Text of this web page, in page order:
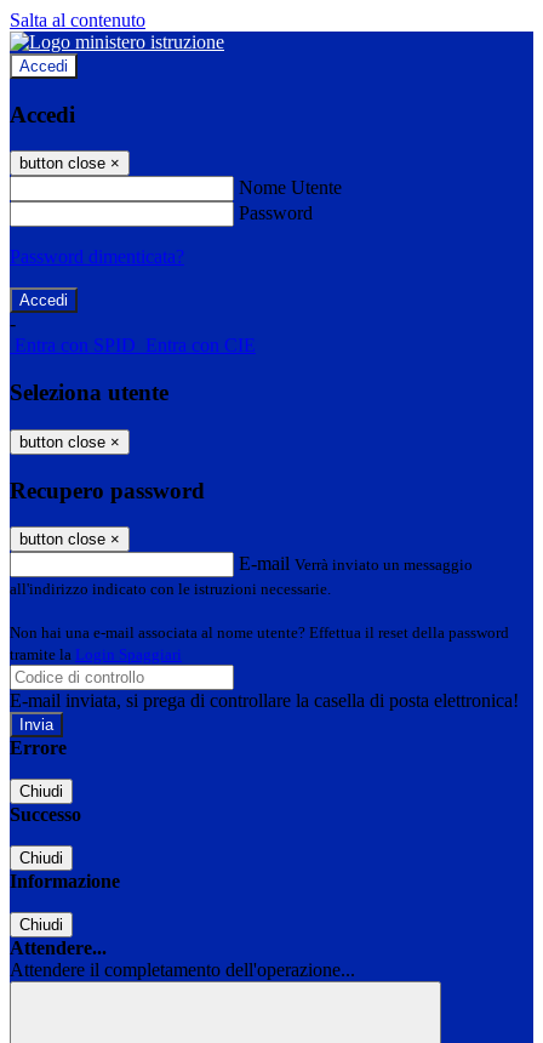
Salta al contenuto
Accedi
Accedi
button close ×
Nome Utente
Password
Password dimenticata?
-
Entra con SPID Entra con CIE
Seleziona utente
button close ×
Recupero password
button close ×
E-mail Verrà inviato un messaggio
all'indirizzo indicato con le istruzioni necessarie.
Non hai una e-mail associata al nome utente? Effettua il reset della password
tramite la Login Spaggiari
E-mail inviata, si prega di controllare la casella di posta elettronica!
Errore
Chiudi
Successo
Chiudi
Informazione
Chiudi
Attendere...
Attendere il completamento dell'operazione...